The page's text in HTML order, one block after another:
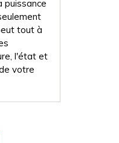
puissance
tout à
l'état et
votre